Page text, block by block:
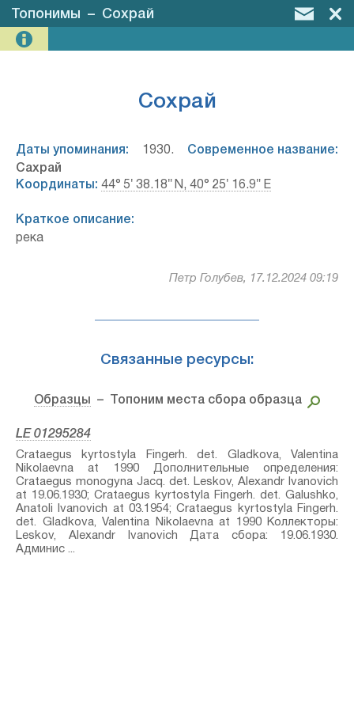
Топонимы – Сохрай
Сохрай
Даты упоминания: 1930. Современное название:
Сахрай
Координаты: 44° 5′ 38.18″ N, 40° 25′ 16.9″ E
Краткое описание:
река
Петр Голубев, 17.12.2024 09:19
Связанные ресурсы:
Образцы – Топоним места сбора образца
LE 01295284
Crataegus kyrtostyla Fingerh.⁣ det. Gladkova, Valentina
Nikolaevna at 1990 Дополнительные определения:
Crataegus monogyna Jacq.⁣ det. Leskov, Alexandr Ivanovich
at 19.06.1930; Crataegus kyrtostyla Fingerh.⁣ det. Galushko,
Anatoli Ivanovich at 03.1954; Crataegus kyrtostyla Fingerh.⁣
det. Gladkova, Valentina Nikolaevna at 1990 Коллекторы:
Leskov, Alexandr Ivanovich Дата сбора: 19.06.1930.
Админис ...